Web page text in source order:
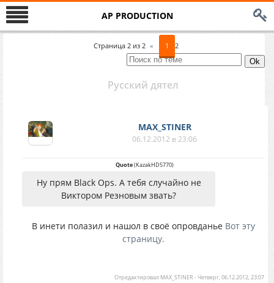
AP PRODUCTION
Страница 2 из 2 « 1 2
Русский дятел
MAX_STINER
06.12.2012 в 23:06
Quote(KazakHD5770)
Ну прям Black Ops. А тебя случайно не
Виктором Резновым звать?
В инети полазил и нашол в своё опровданье Вот эту
страницу.
Отредактировал MAX_STINER -Четверг, 06.12.2012, 23:07